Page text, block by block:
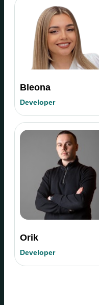
Bleona
Developer
Orik
Developer